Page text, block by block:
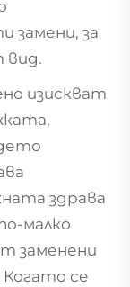
замени, за
вид.
изискват
здрава
малко
заменени
се